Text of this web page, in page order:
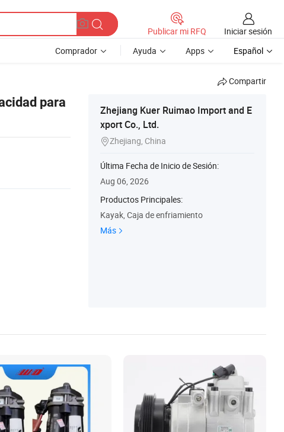
Publicar mi RFQ
Iniciar sesión
Comprador Ayuda Apps Español
Compartir
para
Zhejiang Kuer Ruimao Import and E
xport Co., Ltd.
Zhejiang, China
Última Fecha de Inicio de Sesión:
Aug 06, 2026
Productos Principales:
Kayak, Caja de enfriamiento
Más